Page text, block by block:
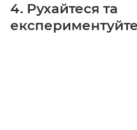
4. Рухайтеся та